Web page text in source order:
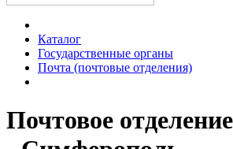
Каталог
Государственные органы
Почта (почтовые отделения)
Почтовое